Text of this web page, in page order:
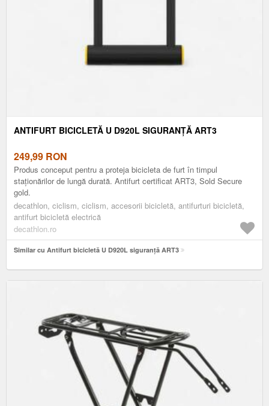
ANTIFURT BICICLETĂ U D920L SIGURANȚĂ ART3
249,99 RON
Produs conceput pentru a proteja bicicleta de furt în timpul
staționărilor de lungă durată. Antifurt certificat ART3, Sold Secure
gold.
decathlon, ciclism, ciclism, accesorii bicicletă, antifurturi bicicletă,
antifurt bicicletă electrică
decathlon.ro
Similar cu Antifurt bicicletă U D920L siguranță ART3